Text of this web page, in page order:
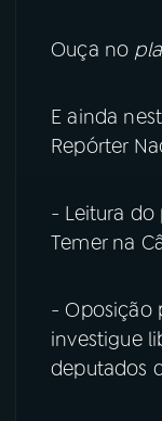
Ouça no
E ainda
Repórter
- Leitura
Temer na
- Oposição
investigue
deputados